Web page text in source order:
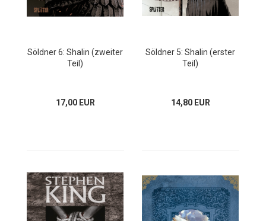
Söldner 6: Shalin (zweiter
Teil)
17,00 EUR
Söldner 5: Shalin (erster
Teil)
14,80 EUR